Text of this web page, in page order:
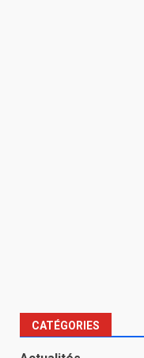
CATÉGORIES